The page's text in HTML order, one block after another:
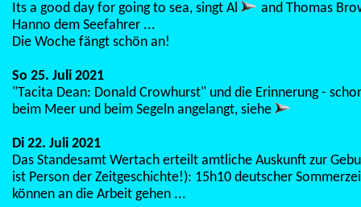
Its a good day for going to sea, singt Al
and Thomas
Hanno dem Seefahrer ...
Die Woche fängt schön an!
So 25. Juli 2021
"Tacita Dean: Donald Crowhurst" und die Erinnerung -
beim Meer und beim Segeln angelangt, siehe
Di 22. Juli 2021
Das Standesamt Wertach erteilt amtliche Auskunft zur
ist Person der Zeitgeschichte!): 15h10 deutscher
können an die Arbeit gehen ...